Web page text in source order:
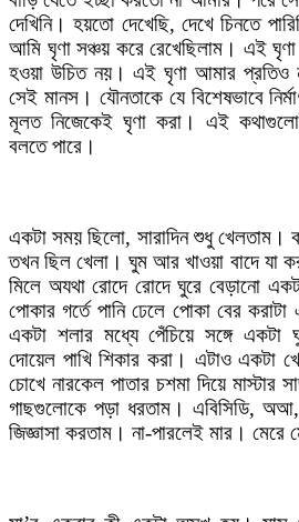
দেখিনি। হয়তো দেখেছি, দেখে চিনতে
আমি ঘৃণা সঞ্চয় করে রেখেছিলাম। এই
হওয়া উচিত নয়। এই ঘৃণা আমার প্রতিও
সেই মানস। যৌনতাকে যে বিশেষভাবে
মূলত নিজেকেই ঘৃণা করা। এই
বলতে পারে।
একটা সময় ছিলো, সারাদিন শুধু খেলতাম।
তখন ছিল খেলা। ঘুম আর খাওয়া বাদে যা
মিলে অযথা রোদে রোদে ঘুরে বেড়ানো
পোকার গর্তে পানি ঢেলে পোকা বের
একটা শলার মধ্যে পেঁচিয়ে সঙ্গে একটা
দোয়েল পাখি শিকার করা। এটাও একটা
চোখে নারকেল পাতার চশমা দিয়ে মাস্টার
গাছগুলোকে পড়া ধরতাম। এবিসিডি,
জিজ্ঞাসা করতাম। না-পারলেই মার। মেরে